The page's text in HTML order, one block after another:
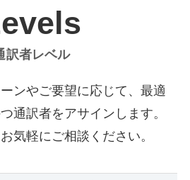
訳者レベル
ンやご要望に応じて、最適
通訳者をアサインします。
気軽にご相談ください。